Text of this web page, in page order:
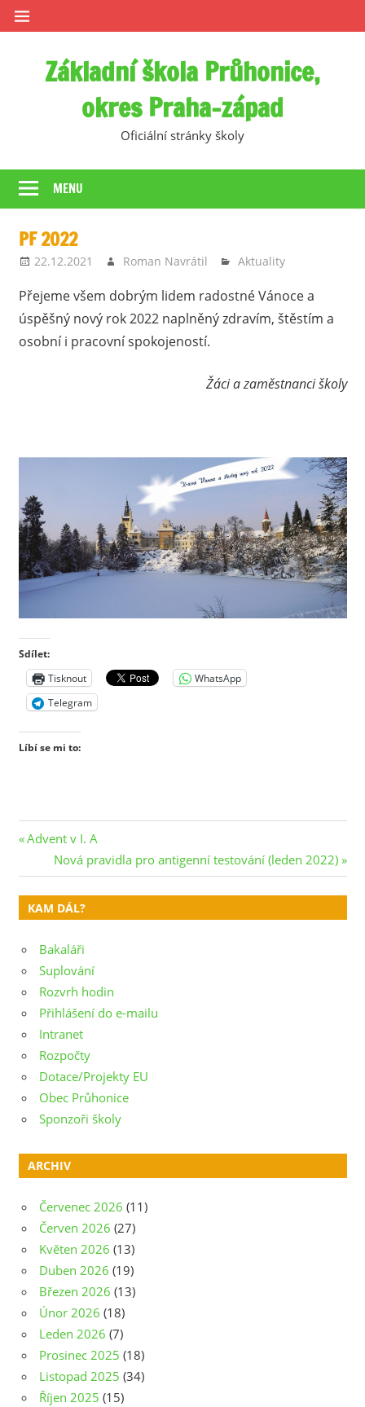
Skip
to
Základní škola Průhonice,
okres Praha-západ
Oficiální stránky školy
MENU
PF 2022
22.12.2021 Roman Navrátil Aktuality
Přejeme všem dobrým lidem radostné Vánoce a
úspěšný nový rok 2022 naplněný zdravím, štěstím a
osobní i pracovní spokojeností.
Žáci a zaměstnanci školy
Sdílet:
Tisknout
WhatsApp
Telegram
Líbí se mi to:
Navigace
pro
příspěvek
Previous
Advent v I. A
Next
Post:
Nová pravidla pro antigenní testování (leden 2022)
KAM DÁL?
Bakaláři
Suplování
Rozvrh hodin
Přihlášení do e-mailu
Intranet
Rozpočty
Dotace/Projekty EU
Obec Průhonice
Sponzoři školy
ARCHIV
Červenec 2026 (11)
Červen 2026 (27)
Květen 2026 (13)
Duben 2026 (19)
Březen 2026 (13)
Únor 2026 (18)
Leden 2026 (7)
Prosinec 2025 (18)
Listopad 2025 (34)
Říjen 2025 (15)